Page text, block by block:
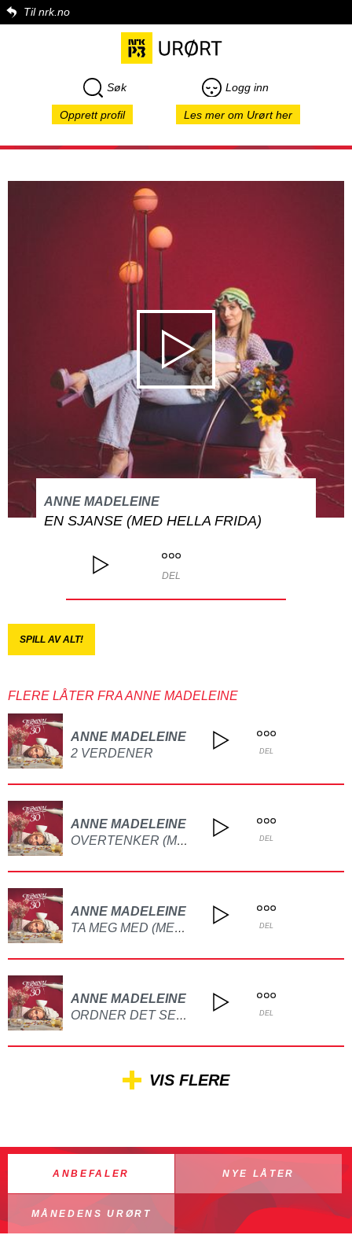
Til nrk.no
Søk Logg inn
Opprett profil Les mer om Urørt her
ANNE MADELEINE
EN SJANSE (MED HELLA FRIDA)
DEL
SPILL AV ALT!
FLERE LÅTER FRA ANNE MADELEINE
ANNE MADELEINE
2 VERDENER
DEL
ANNE MADELEINE
OVERTENKER (MED SONDRE) DEL
ANNE MADELEINE
TA MEG MED (MED FRIDA HELLA) DEL
ANNE MADELEINE
ORDNER DET SEG DA? DEL
VIS FLERE
ANBEFALER NYE LÅTER
MÅNEDENS URØRT